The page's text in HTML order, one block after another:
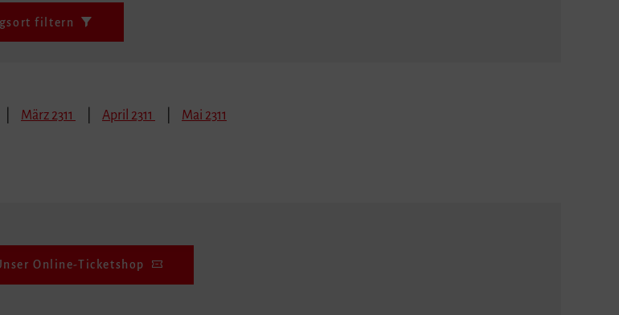
filtern
März 2311 April 2311 Mai 2311
Online-Ticketshop